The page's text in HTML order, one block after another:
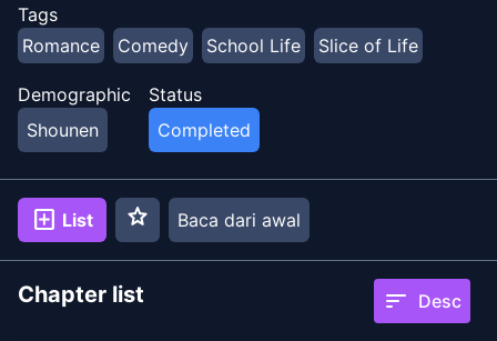
Tags
Romance
Comedy School Life Slice of Life
Demographic
Shounen
Status
Completed
add_box List star Baca dari awal
Chapter list sort Desc